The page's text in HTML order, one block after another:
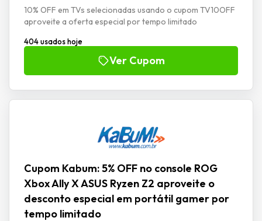
10% OFF em TVs selecionadas usando o cupom TV10OFF
aproveite a oferta especial por tempo limitado
404 usados hoje
Ver Cupom
Cupom Kabum: 5% OFF no console ROG
Xbox Ally X ASUS Ryzen Z2 aproveite o
desconto especial em portátil gamer por
tempo limitado